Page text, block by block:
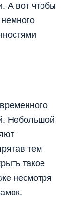
А вот чтобы
Небольшой
тем
такое
несмотря